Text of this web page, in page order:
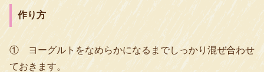
作り方
① ヨーグルトをなめらかになるまでしっかり混ぜ合わせ
ておきます。